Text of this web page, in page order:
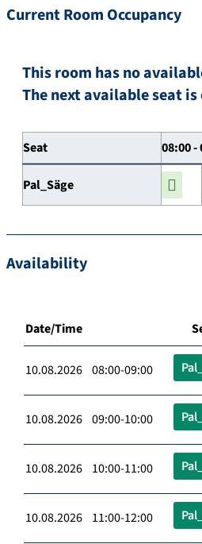
Current Room Occupancy
This room has no
The next available seat is
Seat 08:00 -
Pal_Säge
Availability
Date/Time
10.08.2026 08:00-09:00
10.08.2026 09:00-10:00
10.08.2026 10:00-11:00
10.08.2026 11:00-12:00